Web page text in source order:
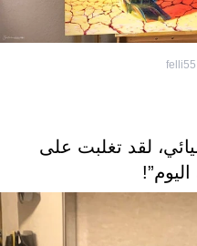
لقد تغلبت على